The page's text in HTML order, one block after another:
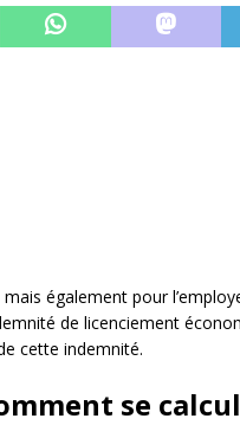
également pour
de licenciement
cette indemnité.
se